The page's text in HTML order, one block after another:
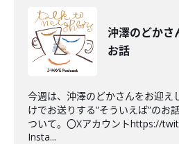
沖澤のどかさ
お話
今週は、沖澤のどかさんをお迎え
けでお送りする”そういえば”のお
ついて。〇Xアカウントhttps://
Insta...